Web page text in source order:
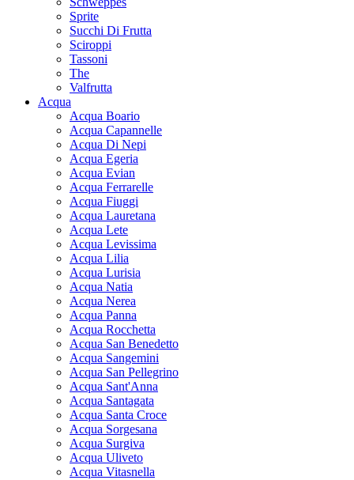
Sprite
Succhi Di Frutta
Sciroppi
Tassoni
The
Valfrutta
Acqua
Acqua Boario
Acqua Capannelle
Acqua Di Nepi
Acqua Egeria
Acqua Evian
Acqua Ferrarelle
Acqua Fiuggi
Acqua Lauretana
Acqua Lete
Acqua Levissima
Acqua Lilia
Acqua Lurisia
Acqua Natia
Acqua Nerea
Acqua Panna
Acqua Rocchetta
Acqua San Benedetto
Acqua Sangemini
Acqua San Pellegrino
Acqua Sant'Anna
Acqua Santagata
Acqua Santa Croce
Acqua Sorgesana
Acqua Surgiva
Acqua Uliveto
Acqua Vitasnella